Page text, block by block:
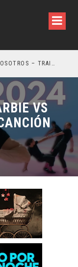
LA NOCHE DEL DEMONIO: ESTÁN ENTRE NOSOTROS – TRAILER FINAL
VS